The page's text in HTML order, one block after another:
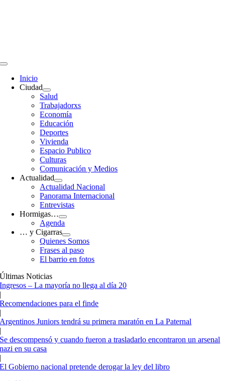
Toggle
Navigation
Inicio
Ciudad
Salud
Trabajadorxs
Economía
Educación
Deportes
Vivienda
Espacio Publico
Culturas
Comunicación y Medios
Actualidad
Actualidad Nacional
Panorama Internacional
Entrevistas
Hormigas…
Agenda
… y Cigarras
Quienes Somos
Frases al paso
El barrio en fotos
Últimas Noticias
Ingresos – La mayoría no llega al día 20
|
Recomendaciones para el finde
|
Argentinos Juniors tendrá su primera maratón en La Paternal
|
Se descompensó y cuando fueron a trasladarlo encontraron un arsenal
nazi en su casa
|
El Gobierno nacional pretende derogar la ley del libro